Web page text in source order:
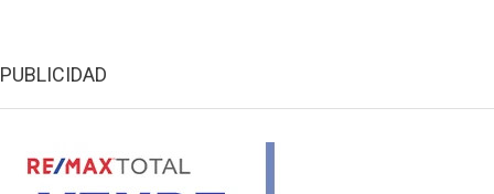
PUBLICIDAD